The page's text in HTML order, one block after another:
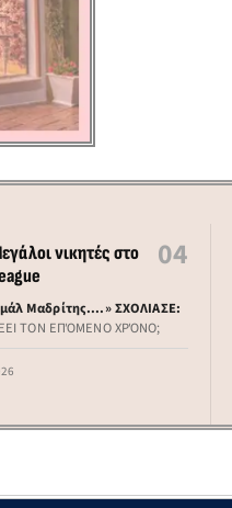
νικητές στο
04
Μαδρίτης....» ΣΧΟΛΙΑΣΕ:
ΤΟΝ ΕΠΌΜΕΝΟ ΧΡΌΝΟ;